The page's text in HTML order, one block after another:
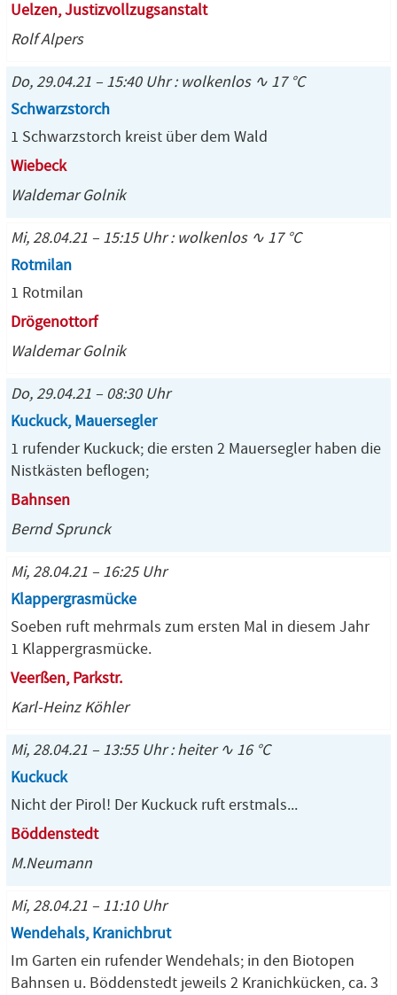
Uelzen, Justizvollzugsanstalt
Rolf Alpers
Do, 29.04.21 – 15:40 Uhr : wolkenlos ∿ 17 °C
Schwarzstorch
1 Schwarzstorch kreist über dem Wald
Wiebeck
Waldemar Golnik
Mi, 28.04.21 – 15:15 Uhr : wolkenlos ∿ 17 °C
Rotmilan
1 Rotmilan
Drögenottorf
Waldemar Golnik
Do, 29.04.21 – 08:30 Uhr
Kuckuck, Mauersegler
1 rufender Kuckuck; die ersten 2 Mauersegler haben die
Nistkästen beflogen;
Bahnsen
Bernd Sprunck
Mi, 28.04.21 – 16:25 Uhr
Klappergrasmücke
Soeben ruft mehrmals zum ersten Mal in diesem Jahr
1 Klappergrasmücke.
Veerßen, Parkstr.
Karl-Heinz Köhler
Mi, 28.04.21 – 13:55 Uhr : heiter ∿ 16 °C
Kuckuck
Nicht der Pirol! Der Kuckuck ruft erstmals...
Böddenstedt
M.Neumann
Mi, 28.04.21 – 11:10 Uhr
Wendehals, Kranichbrut
Im Garten ein rufender Wendehals; in den Biotopen
Bahnsen u. Böddenstedt jeweils 2 Kranichkücken, ca. 3